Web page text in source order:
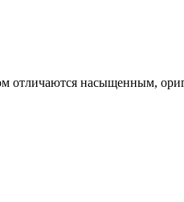
отличаются насыщенным,